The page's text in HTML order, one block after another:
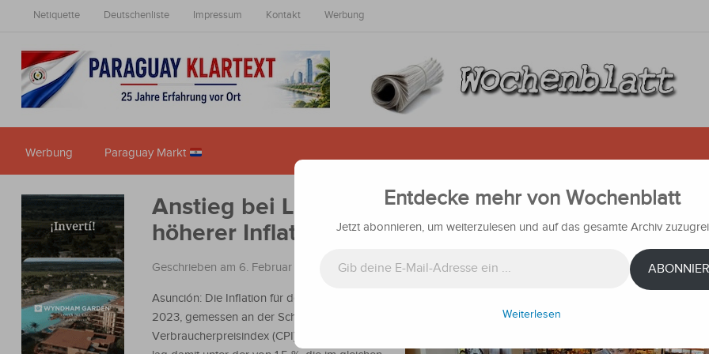
Netiquette Deutschenliste Impressum Kontakt Werbung
Werbung Paraguay Markt
Anstieg bei Lebensmitteln, Kraftstoff und Strom
höherer Inflation im Januar
Geschrieben am 6. Februar 2023 Nachrichten
Asunción: Die Inflation für den Monat Januar
2023, gemessen an der Schwankung des
Verbraucherpreisindex (CPI), betrug 1,2 % und
Entdecke mehr von Wochenblatt
Jetzt abonnieren, um weiterzulesen und auf das gesamte Archiv
Weiterlesen